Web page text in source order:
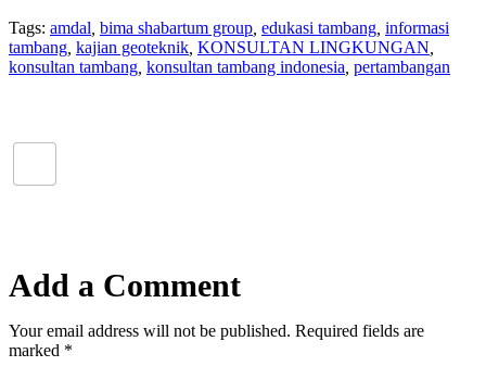
Tags: amdal bima shabartum group edukasi tambang informasi
tambang kajian geoteknik KONSULTAN LINGKUNGAN
konsultan tambang konsultan tambang indonesia pertambangan
Add a Comment
Your email address will not be published. Required fields are
marked *